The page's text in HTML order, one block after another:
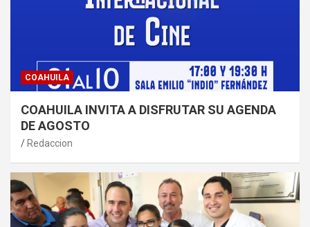
COAHUILA
COAHUILA INVITA A DISFRUTAR SU AGENDA
DE AGOSTO
Redaccion